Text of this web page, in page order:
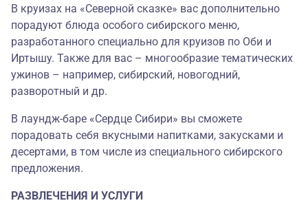
В круизах на «Северной сказке» вас дополнительно
порадуют блюда особого сибирского меню,
разработанного специально для круизов по Оби и
Иртышу. Также для вас – многообразие тематических
ужинов – например, сибирский, новогодний,
разворотный и др.
В лаундж-баре «Сердце Сибири» вы сможете
порадовать себя вкусными напитками, закусками и
десертами, в том числе из специального сибирского
предложения.
РАЗВЛЕЧЕНИЯ И УСЛУГИ